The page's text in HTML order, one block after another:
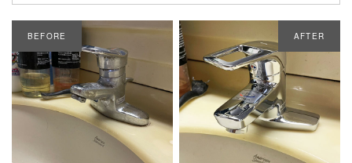
BEFORE AFTER